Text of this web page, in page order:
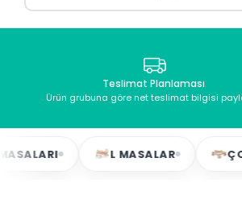
Teslimat Planlaması
Ürün grubuna göre net teslimat bilgisi
L MASALAR ÇOKLU